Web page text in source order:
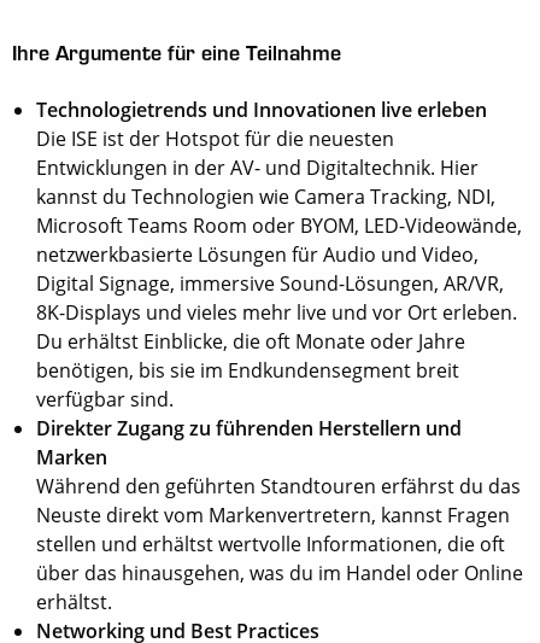
Ihre Argumente für eine Teilnahme
Technologietrends und Innovationen live erleben
Die ISE ist der Hotspot für die neuesten
Entwicklungen in der AV- und Digitaltechnik. Hier
kannst du Technologien wie Camera Tracking, NDI,
Microsoft Teams Room oder BYOM, LED-Videowände,
netzwerkbasierte Lösungen für Audio und Video,
Digital Signage, immersive Sound-Lösungen, AR/VR,
8K-Displays und vieles mehr live und vor Ort erleben.
Du erhältst Einblicke, die oft Monate oder Jahre
benötigen, bis sie im Endkundensegment breit
verfügbar sind.
Direkter Zugang zu führenden Herstellern und
Marken
Während den geführten Standtouren erfährst du das
Neuste direkt vom Markenvertretern, kannst Fragen
stellen und erhältst wertvolle Informationen, die oft
über das hinausgehen, was du im Handel oder Online
erhältst.
Networking und Best Practices